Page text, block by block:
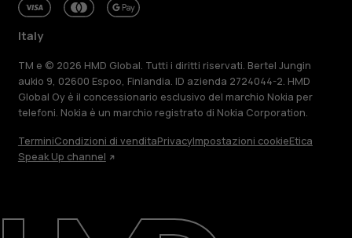
Ripara, riutilizza, ricicla
Italy
TM e © 2026 HMD Global. Tutti i diritti riservati. Bertel Jungin
aukio 9, 02600 Espoo, Finlandia. ID azienda 2724044-2. HMD
Global Oy è il concessionario esclusivo del marchio Nokia per
telefoni. Nokia è un marchio registrato di Nokia Corporation.
TerminiCondizioni di venditaPrivacyImpostazioni cookieEtica
Speak Up channel